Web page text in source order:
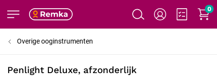
0
Overige ooginstrumenten
Penlight Deluxe, afzonderlijk